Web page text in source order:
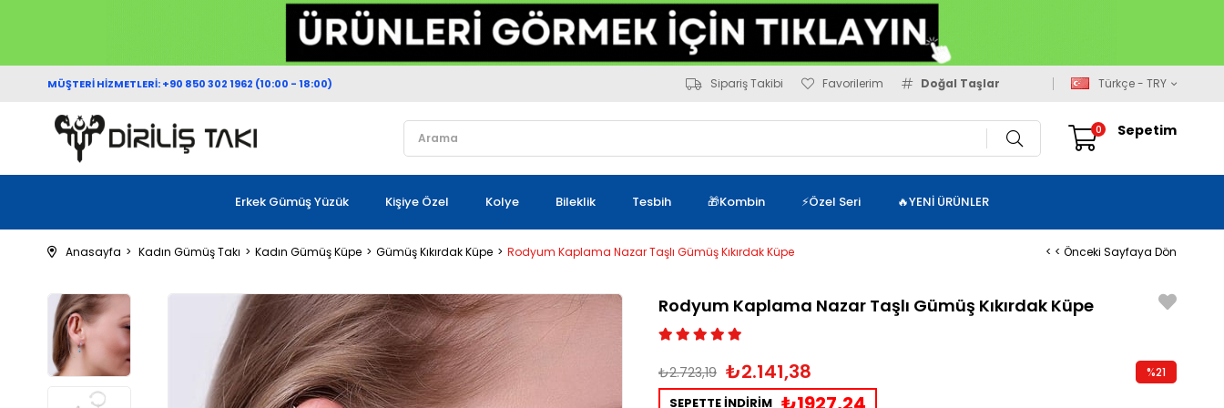
MÜŞTERİ HİZMETLERİ: +90 850 302 1962 (10:00 - 18:00) Sipariş Takibi Favorilerim Doğal Taşlar Türkçe - TRY
Sepetim
0
Erkek Gümüş Yüzük Kişiye Özel Kolye Bileklik Tesbih 🎁Kombin ⚡Özel Seri 🔥YENİ ÜRÜNLER
Anasayfa Kadın Gümüş Takı Kadın Gümüş Küpe Gümüş Kıkırdak Küpe Rodyum Kaplama Nazar Taşlı Gümüş Kıkırdak Küpe < < Önceki Sayfaya Dön
Rodyum Kaplama Nazar Taşlı Gümüş Kıkırdak Küpe
₺2.723,19 ₺2.141,38
SEPETTE İNDİRİM
%21